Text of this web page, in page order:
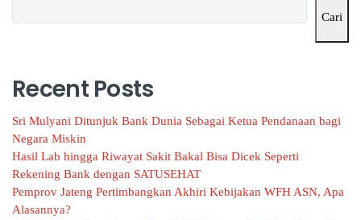
Cari
Recent Posts
Sri Mulyani Ditunjuk Bank Dunia Sebagai Ketua Pendanaan bagi
Negara Miskin
Hasil Lab hingga Riwayat Sakit Bakal Bisa Dicek Seperti
Rekening Bank dengan SATUSEHAT
Pemprov Jateng Pertimbangkan Akhiri Kebijakan WFH ASN, Apa
Alasannya?